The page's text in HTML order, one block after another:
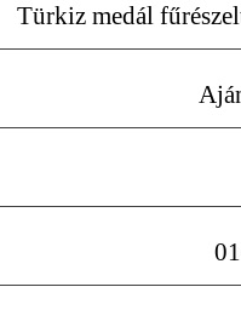
Türkiz medál